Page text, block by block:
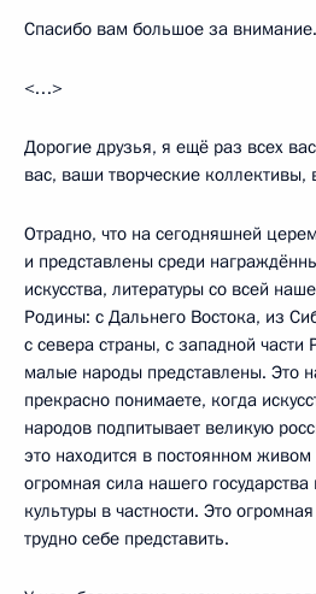
Спасибо вам большое за внимание.
<…>
Дорогие друзья, я ещё раз всех
вас, ваши творческие коллективы,
Отрадно, что на сегодняшней
и представлены среди
искусства, литературы со всей
Родины: с Дальнего Востока, из
с севера страны, с западной
малые народы представлены. Это
прекрасно понимаете, когда
народов подпитывает великую
это находится в постоянном
огромная сила нашего
культуры в частности. Это
трудно себе представить.